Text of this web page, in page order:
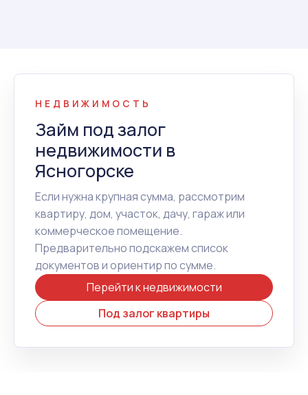
НЕДВИЖИМОСТЬ
Займ под залог
недвижимости в
Ясногорске
Если нужна крупная сумма, рассмотрим
квартиру, дом, участок, дачу, гараж или
коммерческое помещение.
Предварительно подскажем список
документов и ориентир по сумме.
Перейти к недвижимости
Под залог квартиры